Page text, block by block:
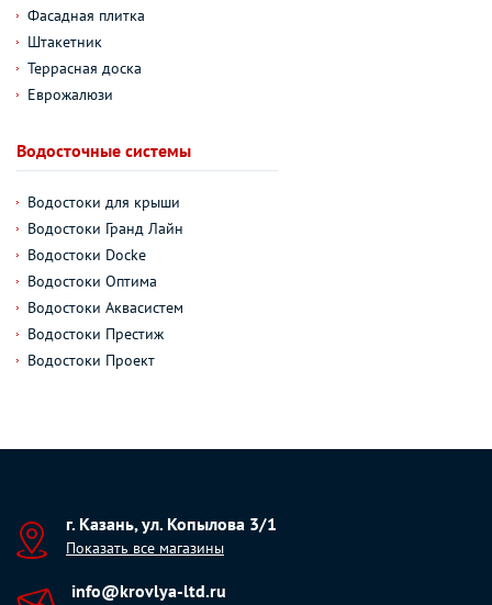
Фасадная плитка
Штакетник
Террасная доска
Еврожалюзи
Водосточные системы
Водостоки для крыши
Водостоки Гранд Лайн
Водостоки Docke
Водостоки Оптима
Водостоки Аквасистем
Водостоки Престиж
Водостоки Проект
г. Казань, ул. Копылова 3/1
Показать все магазины
info@krovlya-ltd.ru